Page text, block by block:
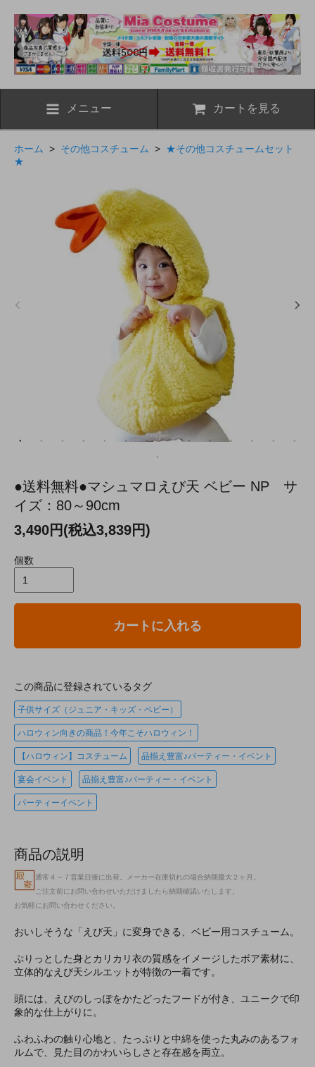
メニュー カートを見る
ホーム > その他コスチューム > ★その他コスチュームセット
★
●送料無料●マシュマロえび天 ベビー NP サ
イズ：80～90cm
3,490円(税込3,839円)
個数
カートに入れる
この商品に登録されているタグ
子供サイズ（ジュニア・キッズ・ベビー）
ハロウィン向きの商品！今年こそハロウィン！
【ハロウィン】コスチューム 品揃え豊富♪パーティー・イベント
宴会イベント 品揃え豊富♪パーティー・イベント
パーティーイベント
商品の説明
通常４～７営業日後に出荷。メーカー在庫切れの場合納期最大２ヶ月。
ご注文前にお問い合わせいただけましたら納期確認いたします。
お気軽にお問い合わせください。
おいしそうな「えび天」に変身できる、ベビー用コスチューム。
ぷりっとした身とカリカリ衣の質感をイメージしたボア素材に、
立体的なえび天シルエットが特徴の一着です。
頭には、えびのしっぽをかたどったフードが付き、ユニークで印
象的な仕上がりに。
ふわふわの触り心地と、たっぷりと中綿を使った丸みのあるフォ
ルムで、見た目のかわいらしさと存在感を両立。